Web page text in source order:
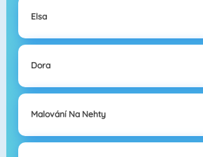
Elsa
Dora
Malování Na Nehty